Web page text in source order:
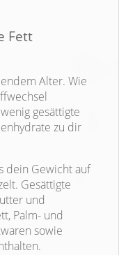
Fett
Alter. Wie
gesättigte
zu dir
dein Gewicht auf
Gesättigte
und
Palm- und
sowie